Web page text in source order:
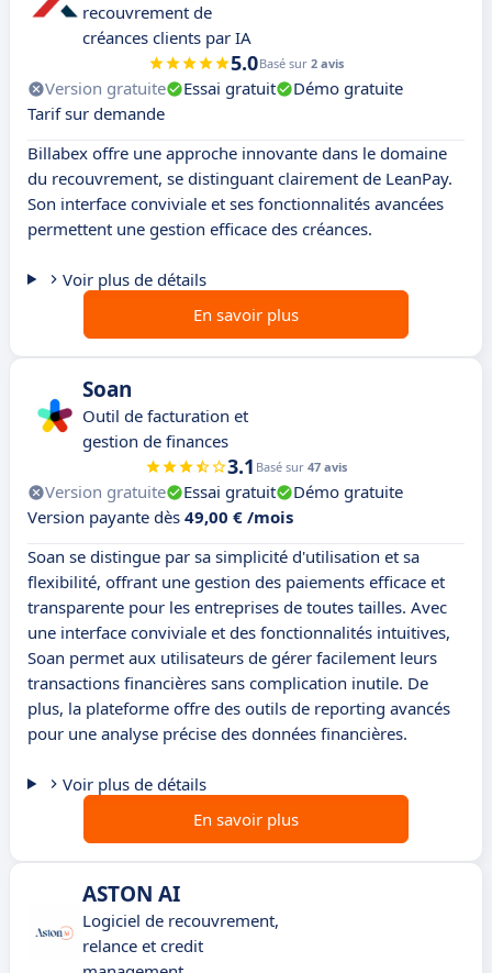
recouvrement de
créances clients par IA
5.0Basé sur 2 avis
Version gratuite Essai gratuit
Démo gratuite
Tarif sur demande
Billabex offre une approche innovante dans le domaine
du recouvrement, se distinguant clairement de LeanPay.
Son interface conviviale et ses fonctionnalités avancées
permettent une gestion efficace des créances.
Voir plus de détails
En savoir plus
Soan
Outil de facturation et
gestion de finances
3.1 Basé sur 47 avis
Version gratuite Essai gratuit
Démo gratuite
Version payante dès 49,00 € /mois
Soan se distingue par sa simplicité d'utilisation et sa
flexibilité, offrant une gestion des paiements efficace et
transparente pour les entreprises de toutes tailles. Avec
une interface conviviale et des fonctionnalités intuitives,
Soan permet aux utilisateurs de gérer facilement leurs
transactions financières sans complication inutile. De
plus, la plateforme offre des outils de reporting avancés
pour une analyse précise des données financières.
Voir plus de détails
En savoir plus
ASTON AI
Logiciel de recouvrement,
relance et credit